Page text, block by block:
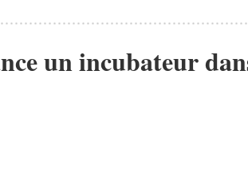
un incubateur